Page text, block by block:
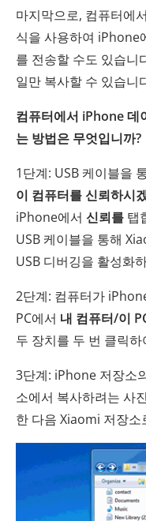
마지막으로, 컴퓨터에
식을 사용하여 iPhone
를 전송할 수도 있습니
일만 복사할 수 있습니
컴퓨터에서 iPhone 데
는 방법은 무엇입니까?
1단계: USB 케이블을
이 컴퓨터를 신뢰하시
iPhone에서 신뢰를 탭
USB 케이블을 통해
USB 디버깅을 활성화
2단계: 컴퓨터가
PC에서 내 컴퓨터/이
두 장치를 두 번 클릭하
3단계: iPhone 저장소
소에서 복사하려는 사
한 다음 Xiaomi 저장소